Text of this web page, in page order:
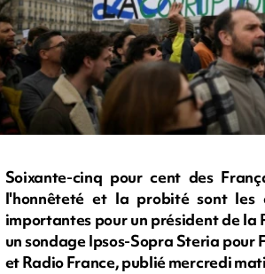
Soixante-cinq pour cent des
l'honnêteté et la probité sont les
importantes pour un président de la
un sondage Ipsos-Sopra Steria pour
et Radio France, publié mercredi